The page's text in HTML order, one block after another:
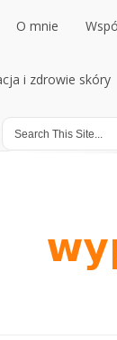
O mnie
O mnie
i zdrowie skóry
i zdrowie skóry